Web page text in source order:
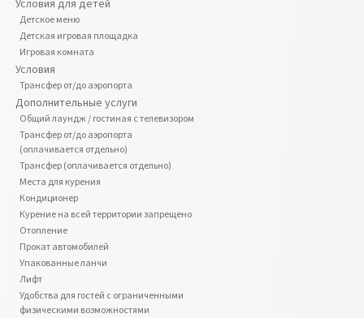
Условия для детей
Детское меню
Детская игровая площадка
Игровая комната
Условия
Трансфер от/до аэропорта
Дополнительные услуги
Общий лаундж / гостиная с телевизором
Трансфер от/до аэропорта
(оплачивается отдельно)
Трансфер (оплачивается отдельно)
Места для курения
Кондиционер
Курение на всей территории запрещено
Отопление
Прокат автомобилей
Упакованные ланчи
Лифт
Удобства для гостей с ограниченными
физическими возможностями